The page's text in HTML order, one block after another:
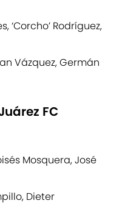
‘Corcho’ Rodríguez,
Vázquez, Germán
FC
Mosquera, José
Dieter